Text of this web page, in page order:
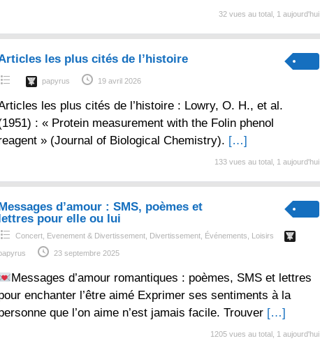
32 vues au total, 1 aujourd'hui
les plus cités de l’histoire
papyrus 19 avril 2026
les plus cités de l’histoire : Lowry, O. H., et al.
: « Protein measurement with the Folin phenol
» (Journal of Biological Chemistry). […]
133 vues au total, 1 aujourd'hui
d’amour : SMS, poèmes et
pour elle ou lui
Concert, Evenement & Divertissement Divertissement Événements Loisirs
23 septembre 2025
Messages d’amour romantiques : poèmes, SMS et lettres
enchanter l’être aimé Exprimer ses sentiments à la
que l’on aime n’est jamais facile. Trouver […]
1205 vues au total, 1 aujourd'hui